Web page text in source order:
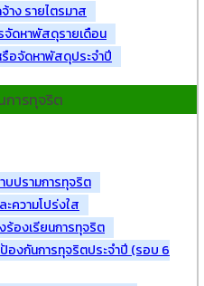
าง รายไตรมาส
ดหาพัสดุรายเดือน
อจัดหาพัสดุประจำปี
การทุจริต
ปรามการทุจริต
ความโปร่งใส
ร้องเรียนการทุจริต
องกันการทุจริตประจำปี (รอบ 6